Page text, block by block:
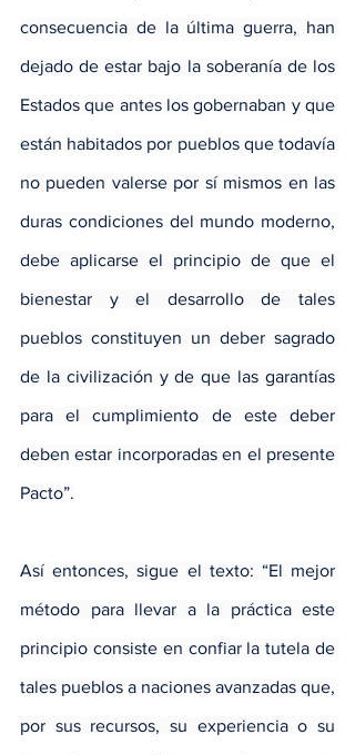
consecuencia de la última guerra, han
dejado de estar bajo la soberanía de los
Estados que antes los gobernaban y que
están habitados por pueblos que todavía
no pueden valerse por sí mismos en las
duras condiciones del mundo moderno,
debe aplicarse el principio de que el
bienestar y el desarrollo de tales
pueblos constituyen un deber sagrado
de la civilización y de que las garantías
para el cumplimiento de este deber
deben estar incorporadas en el presente
Pacto”.
Así entonces, sigue el texto: “El mejor
método para llevar a la práctica este
principio consiste en confiar la tutela de
tales pueblos a naciones avanzadas que,
por sus recursos, su experiencia o su